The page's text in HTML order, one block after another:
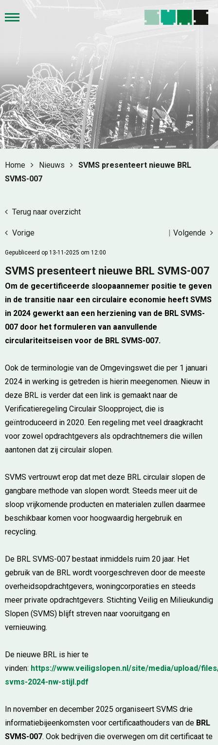
Home Nieuws
SVMS presenteert nieuwe BRL
SVMS-007
Terug naar overzicht
Volgende
|
Vorige
Gepubliceerd op 13-11-2025 om 12:00
SVMS presenteert nieuwe BRL SVMS-007
Om de gecertificeerde sloopaannemer positie te geven
in de transitie naar een circulaire economie heeft SVMS
in 2024 gewerkt aan een herziening van de BRL SVMS-
007 door het formuleren van aanvullende
circulariteitseisen voor de BRL SVMS-007.
Ook de terminologie van de Omgevingswet die per 1 januari
2024 in werking is getreden is hierin meegenomen. Nieuw in
deze BRL is verder dat een link is gemaakt naar de
Verificatieregeling Circulair Sloopproject, die is
geïntroduceerd in 2020. Een regeling met veel draagkracht
voor zowel opdrachtgevers als opdrachtnemers die willen
aantonen dat zij circulair slopen.
SVMS vertrouwt erop dat met deze BRL circulair slopen de
gangbare methode van slopen wordt. Steeds meer uit de
sloop vrijkomende producten en materialen zullen daarmee
beschikbaar komen voor hoogwaardig hergebruik en
recycling.
De BRL SVMS-007 bestaat inmiddels ruim 20 jaar. Het
gebruik van de BRL wordt voorgeschreven door de meeste
overheidsopdrachtgevers, woningcorporaties en steeds
meer private opdrachtgevers. Stichting Veilig en Milieukundig
Slopen (SVMS) blijft streven naar vooruitgang en
vernieuwing.
De nieuwe BRL is hier te
vinden: https://www.veiligslopen.nl/site/media/upload/
svms-2024-nw-stijl.pdf
In november en december 2025 organiseert SVMS drie
informatiebijeenkomsten voor certificaathouders van de BRL
SVMS-007. Ook bedrijven die overwegen om dit certificaat te